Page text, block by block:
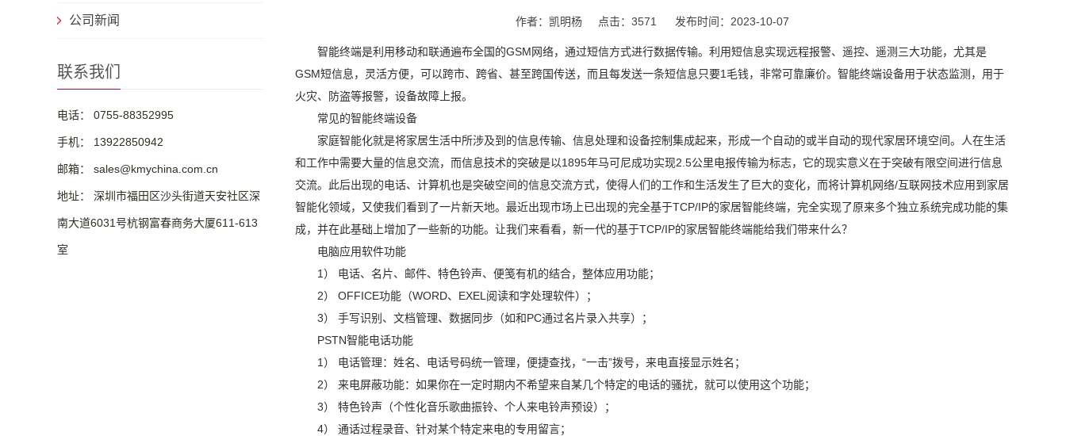
公司新闻
联系我们
电话： 0755-88352995
手机： 13922850942
邮箱： sales@kmychina.com.cn
地址： 深圳市福田区沙头街道天安社区深
南大道6031号杭钢富春商务大厦611-613
室
作者：凯明杨 点击：3571 发布时间：2023-10-07
智能终端是利用移动和联通遍布全国的GSM网络，通过短信方式进行数据传输。利用短信息实现远程报警、遥控、遥测三大功能，尤其是
GSM短信息，灵活方便，可以跨市、跨省、甚至跨国传送，而且每发送一条短信息只要1毛钱，非常可靠廉价。智能终端设备用于状态监测，用于
火灾、防盗等报警，设备故障上报。
常见的智能终端设备
家庭智能化就是将家居生活中所涉及到的信息传输、信息处理和设备控制集成起来，形成一个自动的或半自动的现代家居环境空间。人在生活
和工作中需要大量的信息交流，而信息技术的突破是以1895年马可尼成功实现2.5公里电报传输为标志，它的现实意义在于突破有限空间进行信息
交流。此后出现的电话、计算机也是突破空间的信息交流方式，使得人们的工作和生活发生了巨大的变化，而将计算机网络/互联网技术应用到家居
智能化领域，又使我们看到了一片新天地。最近出现市场上已出现的完全基于TCP/IP的家居智能终端，完全实现了原来多个独立系统完成功能的集
成，并在此基础上增加了一些新的功能。让我们来看看，新一代的基于TCP/IP的家居智能终端能给我们带来什么？
电脑应用软件功能
1） 电话、名片、邮件、特色铃声、便笺有机的结合，整体应用功能；
2） OFFICE功能（WORD、EXEL阅读和字处理软件）；
3） 手写识别、文档管理、数据同步（如和PC通过名片录入共享）；
PSTN智能电话功能
1） 电话管理：姓名、电话号码统一管理，便捷查找，“一击”拨号，来电直接显示姓名；
2） 来电屏蔽功能：如果你在一定时期内不希望来自某几个特定的电话的骚扰，就可以使用这个功能；
3） 特色铃声（个性化音乐歌曲振铃、个人来电铃声预设）；
4） 通话过程录音、针对某个特定来电的专用留言；